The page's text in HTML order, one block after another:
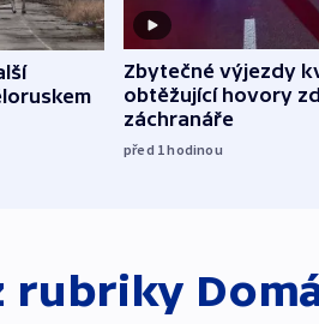
Zbytečné výjezdy
obtěžující hovory
záchranáře
před 1hodinou
rubriky